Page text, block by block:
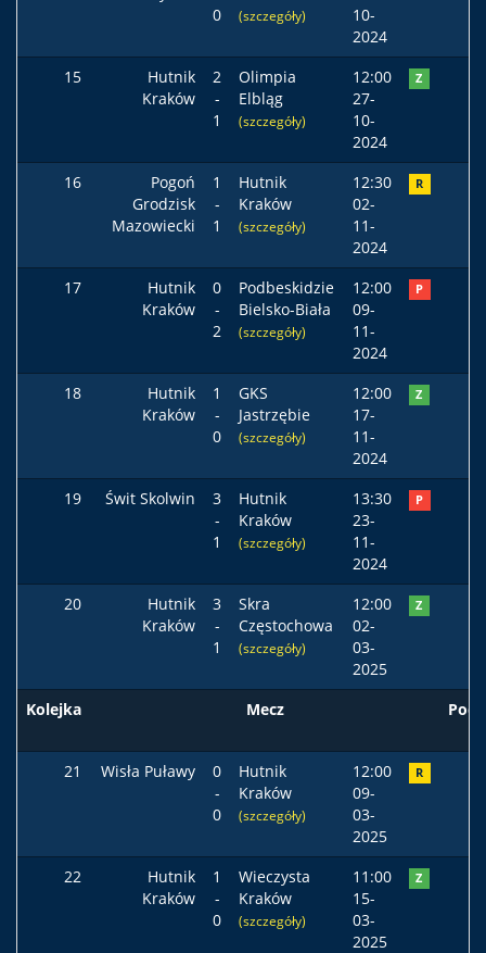
0
(szczegóły)
10-
2024
15
Hutnik
Kraków
2
-
1
Olimpia
Elbląg
(szczegóły)
12:00
27-
10-
2024
Z
16
Pogoń
Grodzisk
Mazowiecki
1
-
1
Hutnik
Kraków
(szczegóły)
12:30
02-
11-
2024
R
17
Hutnik
Kraków
0
-
2
Podbeskidzie
Bielsko-Biała
(szczegóły)
12:00
09-
11-
2024
P
18
Hutnik
Kraków
1
-
0
GKS
Jastrzębie
(szczegóły)
12:00
17-
11-
2024
Z
19 Świt Skolwin
3
-
1
Hutnik
Kraków
(szczegóły)
13:30
23-
11-
2024
P
20
Hutnik
Kraków
3
-
1
Skra
Częstochowa
(szczegóły)
12:00
02-
03-
2025
Z
Kolejka Mecz
21 Wisła Puławy
0
-
0
Hutnik
Kraków
(szczegóły)
12:00
09-
03-
2025
R
22
Hutnik
Kraków
1
-
0
Wieczysta
Kraków
(szczegóły)
11:00
15-
03-
2025
Z